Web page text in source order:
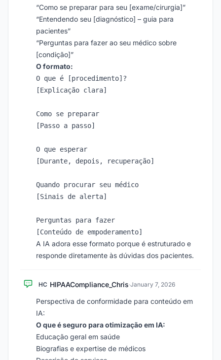
“Como se preparar para seu [exame/cirurgia]”
“Entendendo seu [diagnóstico] – guia para
pacientes”
“Perguntas para fazer ao seu médico sobre
[condição]”
O formato:
O que é [procedimento]?
[Explicação clara]
Como se preparar
[Passo a passo]
O que esperar
[Durante, depois, recuperação]
Quando procurar seu médico
[Sinais de alerta]
Perguntas para fazer
A IA adora esse formato porque é estruturado e
responde diretamente às dúvidas dos pacientes.
HC HIPAACompliance_Chris·January 7, 2026
Perspectiva de conformidade para conteúdo em
IA:
O que é seguro para otimização em IA:
Educação geral em saúde
Biografias e expertise de médicos